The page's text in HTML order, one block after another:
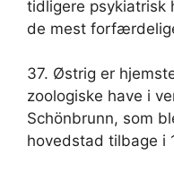
tidligere psykiatrisk
de mest
37. Østrig er
zoologiske have i
Schönbrunn, som
hovedstad tilbage i